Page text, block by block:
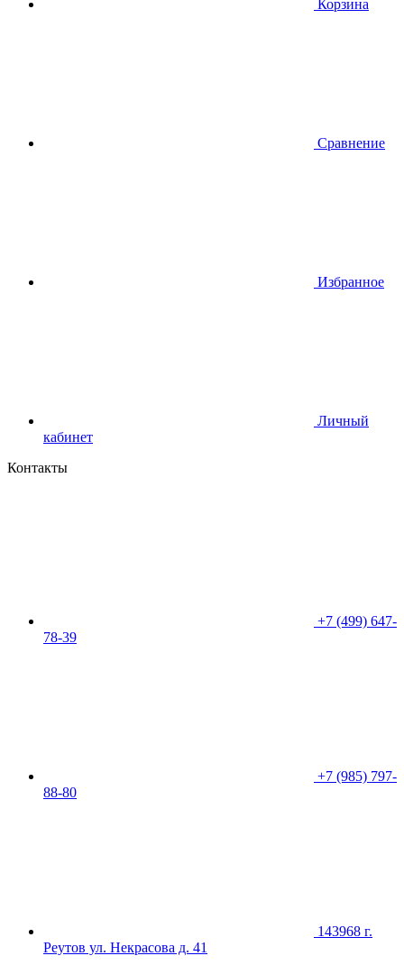
Корзина
Сравнение
Избранное
Личный
кабинет
Контакты
+7 (499) 647-
78-39
+7 (985) 797-
88-80
143968 г.
Реутов ул. Некрасова д. 41